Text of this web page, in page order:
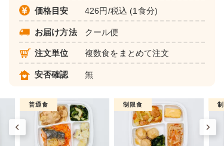
価格目安 426円/税込 (1食分)
お届け方法 クール便
注文単位 複数食をまとめて注文
安否確認 無
普通食 制限食